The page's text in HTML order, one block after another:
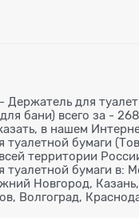
Держатель для
бани) всего за -
в нашем
туалетной бумаги
территории
туалетной бумаги в:
Новгород,
Волгоград,